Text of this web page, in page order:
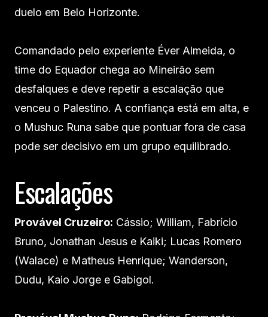
duelo em Belo Horizonte.
Comandado pelo experiente Éver Almeida, o
time do Equador chega ao Mineirão sem
desfalques e deve repetir a escalação que
venceu o Palestino. A confiança está em alta, e
o Mushuc Runa sabe que pontuar fora de casa
pode ser decisivo em um grupo equilibrado.
Escalações
Provável Cruzeiro: Cássio; William, Fabrício
Bruno, Jonathan Jesus e Kaiki; Lucas Romero
(Walace) e Matheus Henrique; Wanderson,
Dudu, Kaio Jorge e Gabigol.